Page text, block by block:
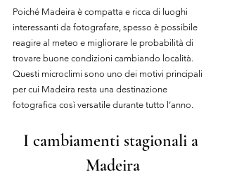
Poiché Madeira è compatta e ricca di luoghi
interessanti da fotografare, spesso è possibile
reagire al meteo e migliorare le probabilità di
trovare buone condizioni cambiando località.
Questi microclimi sono uno dei motivi principali
per cui Madeira resta una destinazione
fotografica così versatile durante tutto l’anno.
I cambiamenti stagionali a
Madeira